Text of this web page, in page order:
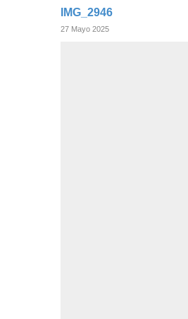
IMG_2946
27 Mayo 2025